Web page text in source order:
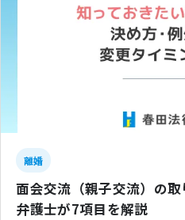
離婚
面会交流（親子交流）の取
弁護士が7項目を解説